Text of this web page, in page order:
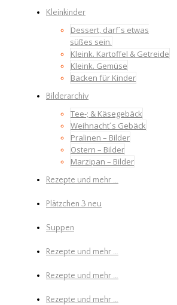
Kleinkinder
Dessert, darf´s etwas
süßes sein.
Kleink. Kartoffel & Getreide
Kleink. Gemüse
Backen für Kinder
Bilderarchiv
Tee-; & Käsegebäck
Weihnacht´s Gebäck
Pralinen – Bilder
Ostern – Bilder
Marzipan – Bilder
Rezepte und mehr …
Plätzchen 3 neu
Suppen
Rezepte und mehr …
Rezepte und mehr …
Rezepte und mehr …